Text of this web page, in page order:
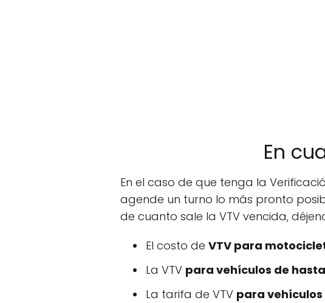
En
En el caso de que tenga la
agende un turno lo más pronto
de cuanto sale la VTV vencida,
El costo de VTV para
La VTV para vehículos de hasta
La tarifa de VTV para vehículos